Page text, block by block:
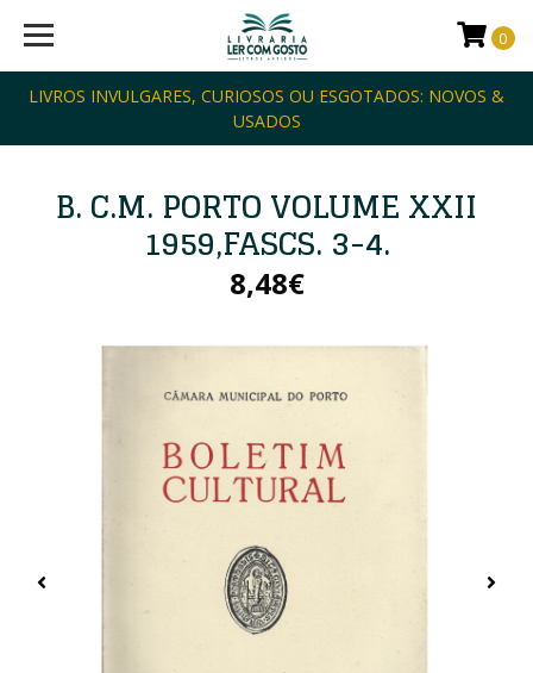
LIVROS INVULGARES, CURIOSOS OU ESGOTADOS: NOVOS &
USADOS
0
B. C.M. PORTO VOLUME XXII
1959,FASCS. 3-4.
8,48€